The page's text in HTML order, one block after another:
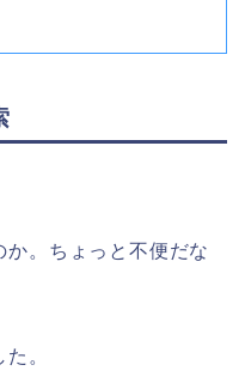
か。ちょっと不便だな
。